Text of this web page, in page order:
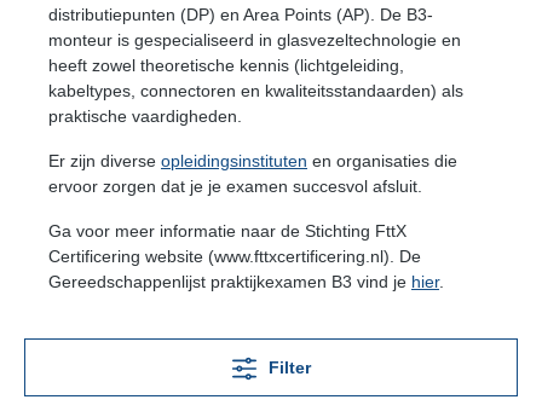
distributiepunten (DP) en Area Points (AP). De B3-
monteur is gespecialiseerd in glasvezeltechnologie en
heeft zowel theoretische kennis (lichtgeleiding,
kabeltypes, connectoren en kwaliteitsstandaarden) als
praktische vaardigheden.
Er zijn diverse opleidingsinstituten en organisaties die
ervoor zorgen dat je je examen succesvol afsluit.
Ga voor meer informatie naar de Stichting FttX
Certificering website (www.fttxcertificering.nl). De
Gereedschappenlijst praktijkexamen B3 vind je hier.
Filter